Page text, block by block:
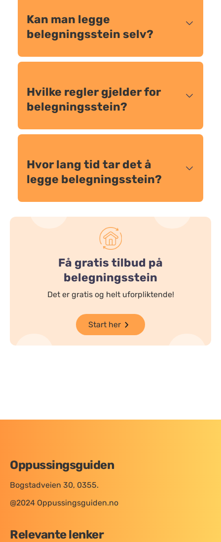
Kan man legge
belegningsstein selv?
Hvilke regler gjelder for
belegningsstein?
Hvor lang tid tar det å
legge belegningsstein?
Få gratis tilbud på
belegningsstein
Det er gratis og helt uforpliktende!
Start her
Oppussingsguiden
Bogstadveien 30, 0355.
@2024 Oppussingsguiden.no
Relevante lenker